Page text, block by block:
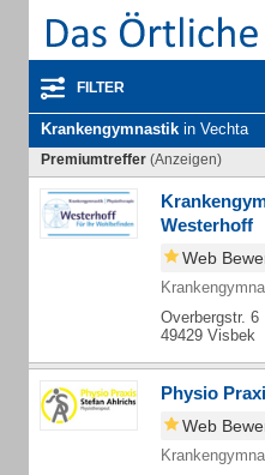
FILTER
Krankengymnastik in Vechta
Premiumtreffer (Anzeigen)
Westerhoff
Web
Overbergstr. 6
49429 Visbek
Physio
Web